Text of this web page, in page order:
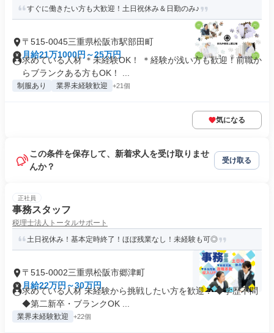
すぐに働きたい方も大歓迎！土日祝休み＆日勤のみ♪
〒515-0045三重県松阪市駅部田町
月給21万1000円～25万円
求めている人材 ＊未経験OK！ ＊経験が浅い方も歓迎！前職か
らブランクある方もOK！ ...
制服あり 業界未経験歓迎 +21個
気になる
この条件を保存して、新着求人を受け取りませ
んか？
受け取る
正社員
事務スタッフ
税理士法人トータルサポート
土日祝休み！基本定時終了！ほぼ残業なし！未経験も可◎
〒515-0002三重県松阪市郷津町
月給22万円～30万円
求めている人材 未経験から挑戦したい方を歓迎！ ◆学歴不問
◆第二新卒・ブランクOK ...
業界未経験歓迎 +22個